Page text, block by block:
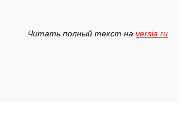
Читать полный текст на versia.ru